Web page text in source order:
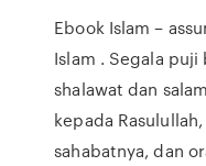
Ebook Islam –
Islam . Segala
shalawat dan
kepada
sahabatnya, dan